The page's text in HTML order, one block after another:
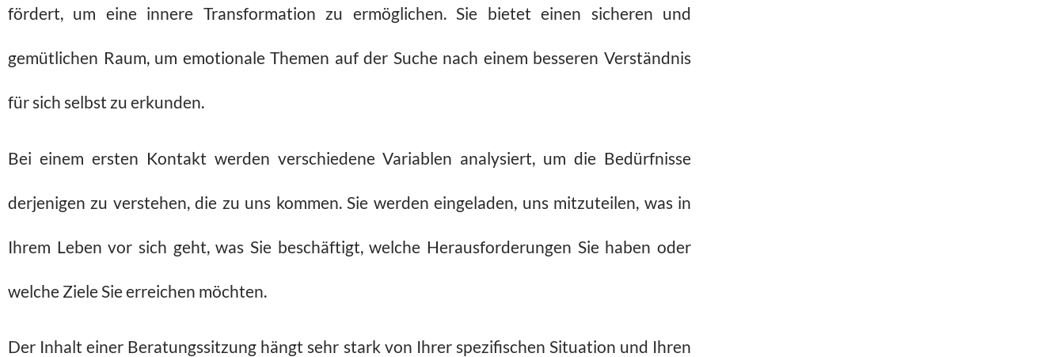
fördert, um eine innere Transformation zu ermöglichen. Sie bietet einen sicheren und
gemütlichen Raum, um emotionale Themen auf der Suche nach einem besseren Verständnis
für sich selbst zu erkunden.
Bei einem ersten Kontakt werden verschiedene Variablen analysiert, um die Bedürfnisse
derjenigen zu verstehen, die zu uns kommen. Sie werden eingeladen, uns mitzuteilen, was in
Ihrem Leben vor sich geht, was Sie beschäftigt, welche Herausforderungen Sie haben oder
welche Ziele Sie erreichen möchten.
Der Inhalt einer Beratungssitzung hängt sehr stark von Ihrer spezifischen Situation und Ihren